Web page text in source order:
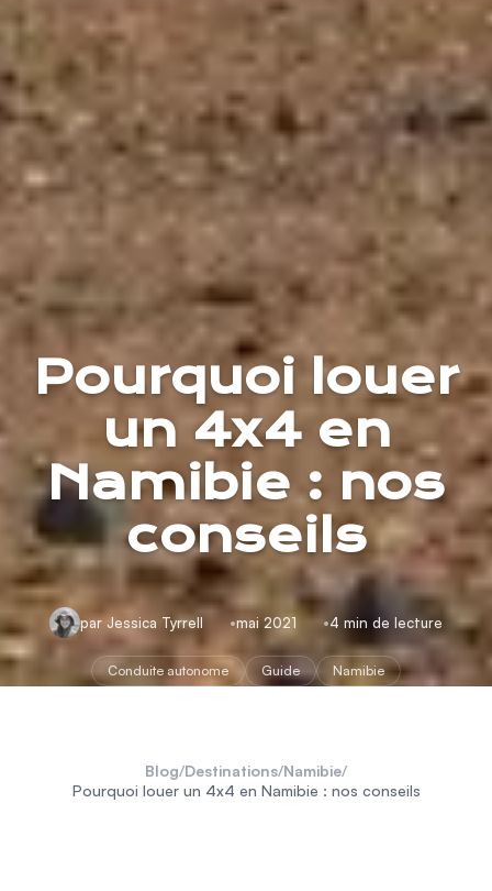
Pourquoi louer
un 4x4 en
Namibie : nos
conseils
par Jessica Tyrrell mai 2021 4 min de lecture
Conduite autonome Guide Namibie
Blog/Destinations/Namibie/
Pourquoi louer un 4x4 en Namibie : nos conseils